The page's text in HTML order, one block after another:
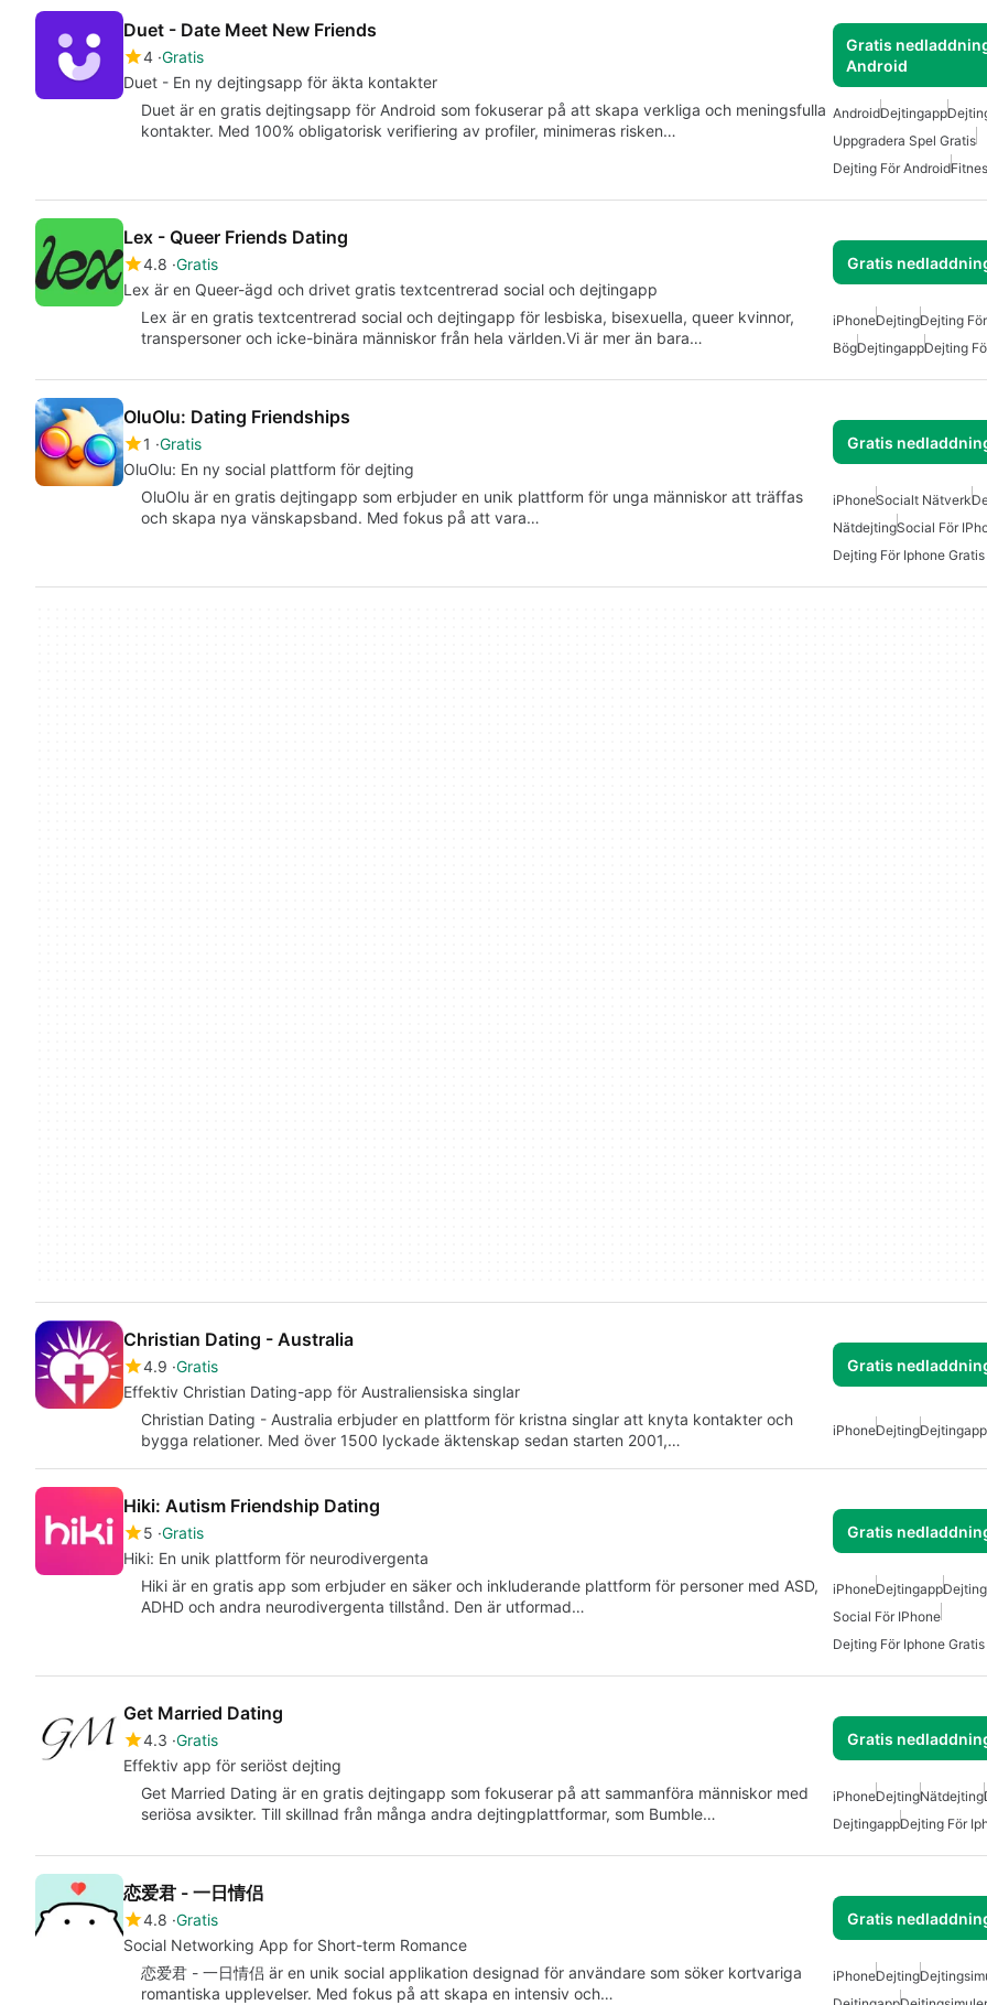
Duet - Date Meet New Friends
4 Gratis
Duet - En ny dejtingsapp för äkta kontakter
Gratis
Android
Duet är en gratis dejtingsapp för Android som fokuserar på att skapa verkliga och meningsfulla
kontakter. Med 100% obligatorisk verifiering av profiler, minimeras risken…
AndroidDejtingapp
Uppgradera Spel Gratis
Dejting För Android
Lex - Queer Friends Dating
4.8 Gratis
Lex är en Queer-ägd och drivet gratis textcentrerad social och dejtingapp
Gratis
Lex är en gratis textcentrerad social och dejtingapp för lesbiska, bisexuella, queer kvinnor,
transpersoner och icke-binära människor från hela världen.Vi är mer än bara…
iPhoneDejtingDejting
BögDejtingappDejting
OluOlu: Dating Friendships
1 Gratis
OluOlu: En ny social plattform för dejting
Gratis
OluOlu är en gratis dejtingapp som erbjuder en unik plattform för unga människor att träffas
och skapa nya vänskapsband. Med fokus på att vara…
iPhoneSocialt Nätverk
NätdejtingSocial För
Dejting För Iphone Gratis
Christian Dating - Australia
4.9 Gratis
Effektiv Christian Dating-app för Australiensiska singlar
Gratis
Christian Dating - Australia erbjuder en plattform för kristna singlar att knyta kontakter och
bygga relationer. Med över 1500 lyckade äktenskap sedan starten 2001,…
iPhoneDejtingDejtingapp
Hiki: Autism Friendship Dating
5 Gratis
Hiki: En unik plattform för neurodivergenta
Gratis
Hiki är en gratis app som erbjuder en säker och inkluderande plattform för personer med ASD,
ADHD och andra neurodivergenta tillstånd. Den är utformad…
iPhoneDejtingappDejting
Social För IPhone
Dejting För Iphone Gratis
Get Married Dating
4.3 Gratis
Effektiv app för seriöst dejting
Gratis
Get Married Dating är en gratis dejtingapp som fokuserar på att sammanföra människor med
seriösa avsikter. Till skillnad från många andra dejtingplattformar, som Bumble…
iPhoneDejtingNätdejting
DejtingappDejting För
恋爱君 - 一日情侣
4.8 Gratis
Social Networking App for Short-term Romance
Gratis
恋爱君 - 一日情侣 är en unik social applikation designad för användare som söker kortvariga
romantiska upplevelser. Med fokus på att skapa en intensiv och…
iPhoneDejting